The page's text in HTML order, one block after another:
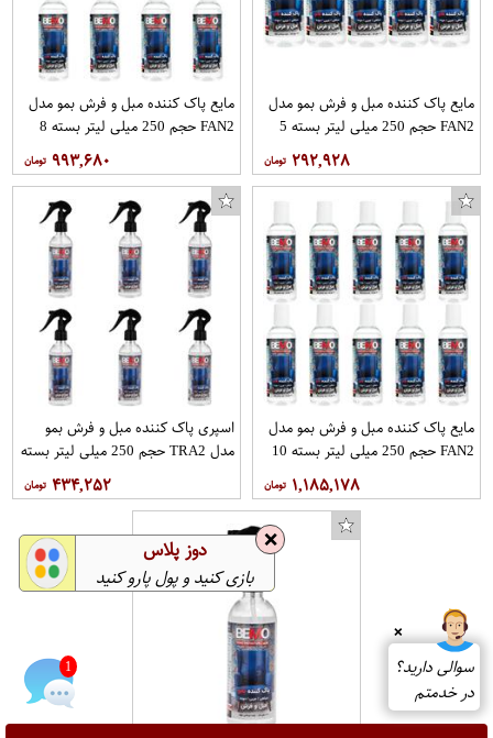
مایع پاک کننده مبل و فرش بمو مدل
FAN2 حجم 250 میلی لیتر بسته 5
۲۹۲,۹۲۸
مایع پاک کننده مبل و فرش بمو مدل
FAN2 حجم 250 میلی لیتر بسته 8
۹۹۳,۶۸۰
مایع پاک کننده مبل و فرش بمو مدل
FAN2 حجم 250 میلی لیتر بسته 10
۱,۱۸۵,۱۷۸
اسپری پاک کننده مبل و فرش بمو
مدل TRA2 حجم 250 میلی لیتر بسته
۴۳۴,۲۵۲
❌
سوالی دارید؟
در خدمتم
1
❌ دوز پلاس
بازی کنید و پول پارو کنید